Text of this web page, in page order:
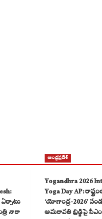
నారా
ఆంధ్రప్రదేశ్
Yogandhra 2026
Yoga Day AP:
‘యోగాంధ్ర-2026’
అమరావతి బ్రిడ్జిపై